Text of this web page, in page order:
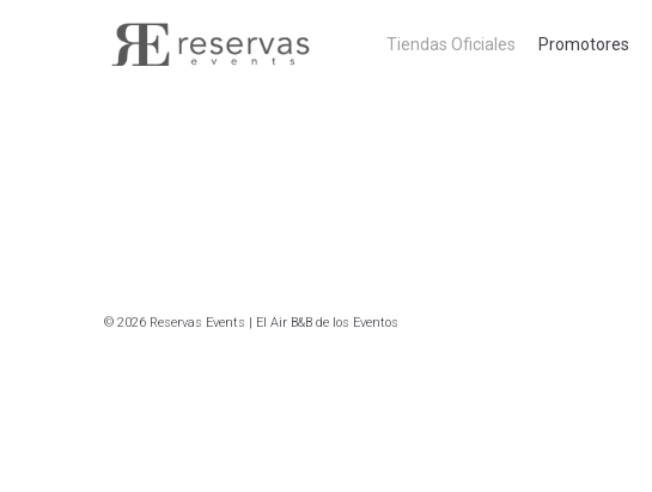
Tiendas Oficiales Promotores
© 2026 Reservas Events | El Air B&B de los Eventos